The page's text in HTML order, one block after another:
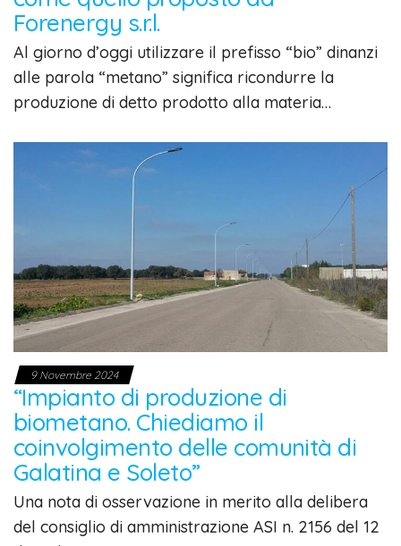
Forenergy s.r.l.
Al giorno d’oggi utilizzare il prefisso “bio” dinanzi
alle parola “metano” significa ricondurre la
produzione di detto prodotto alla materia…
9 Novembre 2024
“Impianto di produzione di
biometano. Chiediamo il
coinvolgimento delle comunità di
Galatina e Soleto”
Una nota di osservazione in merito alla delibera
del consiglio di amministrazione ASI n. 2156 del 12